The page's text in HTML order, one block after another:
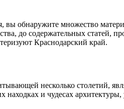
вы обнаружите множество
до содержательных статей,
Краснодарский край.
несколько столетий,
находках и чудесах